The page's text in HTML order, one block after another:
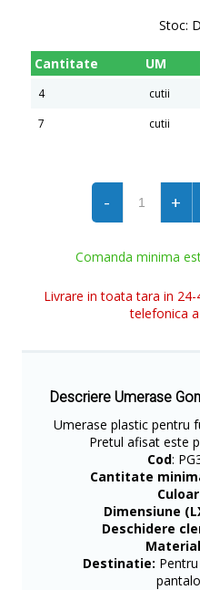
Stoc:
Cantitate UM
4 cutii
7
cutii
- +
Comanda minima
Livrare in toata tara in
telefonica
Descriere Umerase
Umerase plastic pentru
Pretul afisat este
Cod:
Cantitate
Dimensiune
Deschidere
Destinatie: